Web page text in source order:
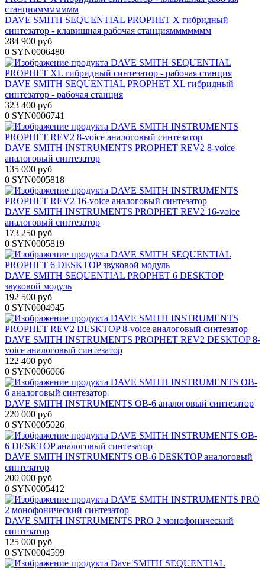
DAVE SMITH SEQUENTIAL PROPHET X гибридный
синтезатор - клавишная рабочая станцияммммммм
284 900 руб
0 SYN0006480
DAVE SMITH SEQUENTIAL PROPHET XL гибридный
синтезатор - рабочая станция
323 400 руб
0 SYN0006741
DAVE SMITH INSTRUMENTS PROPHET REV2 8-voice
аналоговый синтезатор
135 000 руб
0 SYN0005818
DAVE SMITH INSTRUMENTS PROPHET REV2 16-voice
аналоговый синтезатор
173 250 руб
0 SYN0005819
DAVE SMITH SEQUENTIAL PROPHET 6 DESKTOP
звуковой модуль
192 500 руб
0 SYN0004945
DAVE SMITH INSTRUMENTS PROPHET REV2 DESKTOP 8-
voice аналоговый синтезатор
122 400 руб
0 SYN0006066
DAVE SMITH INSTRUMENTS OB-6 аналоговый синтезатор
220 000 руб
0 SYN0005026
DAVE SMITH INSTRUMENTS OB-6 DESKTOP аналоговый
синтезатор
200 000 руб
0 SYN0005412
DAVE SMITH INSTRUMENTS PRO 2 монофонический
синтезатор
125 000 руб
0 SYN0004599